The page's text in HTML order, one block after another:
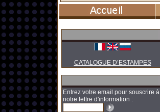
CATALOGUE D’ESTAMPES
Entrez votre email pour souscrire à
notre lettre d'information :